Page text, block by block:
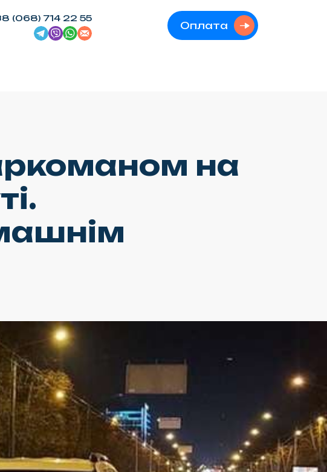
(068) 714 22 55
Оплата
на